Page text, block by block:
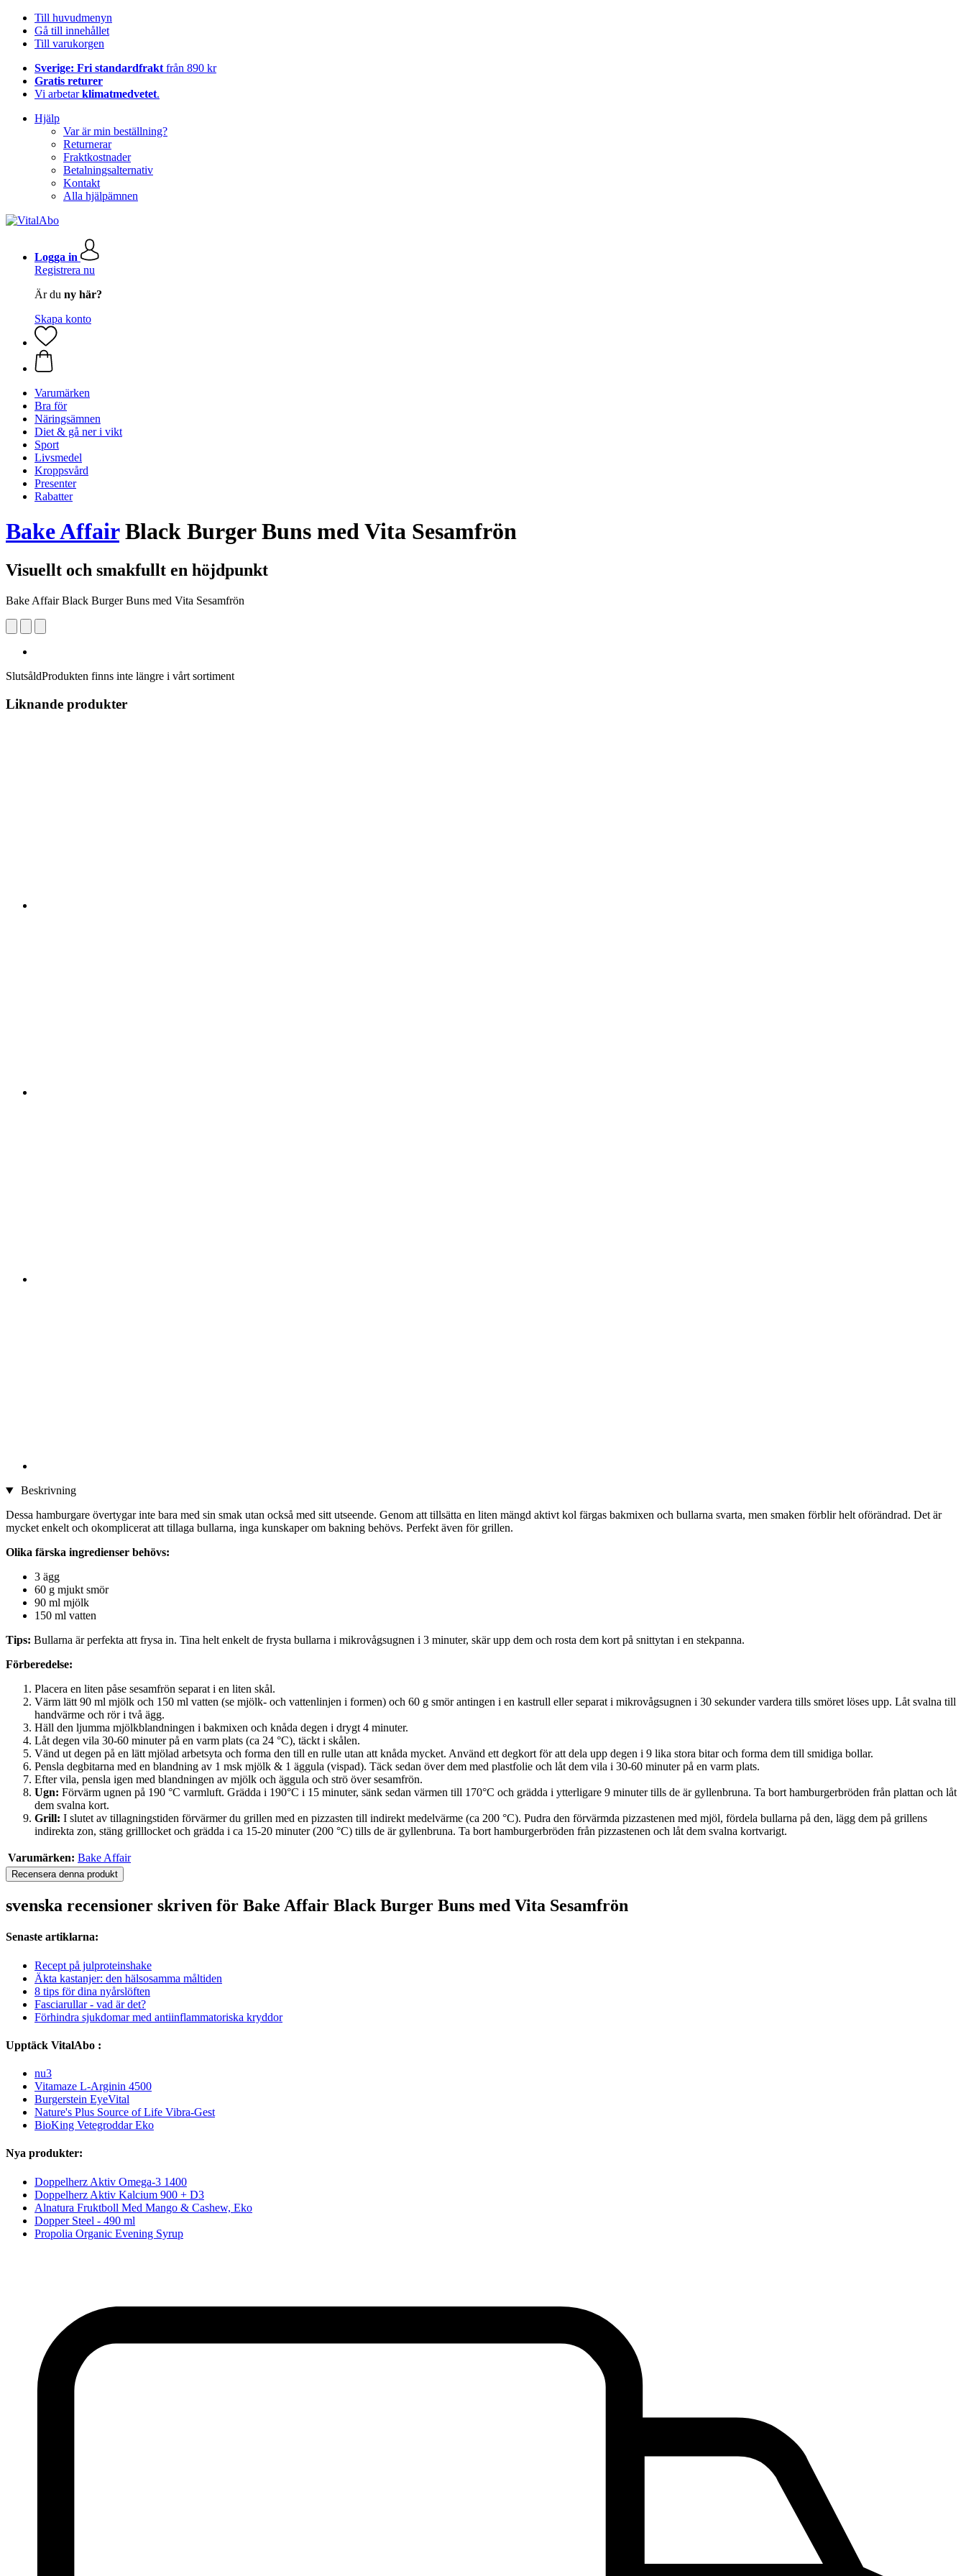
Till huvudmenyn
Gå till innehållet
Till varukorgen
Sverige: Fri standardfrakt från 890 kr
Gratis returer
Vi arbetarklimatmedvetet.
Hjälp
Var är min beställning?
Returnerar
Fraktkostnader
Betalningsalternativ
Kontakt
Alla hjälpämnen
Logga in
Registrera nu
Är du ny här?
Skapa konto
Varumärken
Bra för
Näringsämnen
Diet & gå ner i vikt
Sport
Livsmedel
Kroppsvård
Presenter
Rabatter
Bake AffairBlack Burger Buns med Vita Sesamfrön
Visuellt och smakfullt en höjdpunkt
Bake Affair Black Burger Buns med Vita Sesamfrön
SlutsåldProdukten finns inte längre i vårt sortiment
Liknande produkter
Beskrivning
Dessa hamburgare övertygar inte bara med sin smak utan också med sitt utseende. Genom att tillsätta en liten mängd aktivt kol färgas bakmixen och bullarna svarta, men smaken förblir helt oförändrad. Det är
mycket enkelt och okomplicerat att tillaga bullarna, inga kunskaper om bakning behövs. Perfekt även för grillen.
Olika färska ingredienser behövs:
3 ägg
60 g mjukt smör
90 ml mjölk
150 ml vatten
Tips: Bullarna är perfekta att frysa in. Tina helt enkelt de frysta bullarna i mikrovågsugnen i 3 minuter, skär upp dem och rosta dem kort på snittytan i en stekpanna.
Förberedelse:
Placera en liten påse sesamfrön separat i en liten skål.
Värm lätt 90 ml mjölk och 150 ml vatten (se mjölk- och vattenlinjen i formen) och 60 g smör antingen i en kastrull eller separat i mikrovågsugnen i 30 sekunder vardera tills smöret löses upp. Låt svalna till
handvärme och rör i två ägg.
Häll den ljumma mjölkblandningen i bakmixen och knåda degen i drygt 4 minuter.
Låt degen vila 30-60 minuter på en varm plats (ca 24 °C), täckt i skålen.
Vänd ut degen på en lätt mjölad arbetsyta och forma den till en rulle utan att knåda mycket. Använd ett degkort för att dela upp degen i 9 lika stora bitar och forma dem till smidiga bollar.
Pensla degbitarna med en blandning av 1 msk mjölk & 1 äggula (vispad). Täck sedan över dem med plastfolie och låt dem vila i 30-60 minuter på en varm plats.
Efter vila, pensla igen med blandningen av mjölk och äggula och strö över sesamfrön.
Ugn: Förvärm ugnen på 190 °C varmluft. Grädda i 190°C i 15 minuter, sänk sedan värmen till 170°C och grädda i ytterligare 9 minuter tills de är gyllenbruna. Ta bort hamburgerbröden från plattan och låt
dem svalna kort.
Grill: I slutet av tillagningstiden förvärmer du grillen med en pizzasten till indirekt medelvärme (ca 200 °C). Pudra den förvärmda pizzastenen med mjöl, fördela bullarna på den, lägg dem på grillens
indirekta zon, stäng grilllocket och grädda i ca 15-20 minuter (200 °C) tills de är gyllenbruna. Ta bort hamburgerbröden från pizzastenen och låt dem svalna kortvarigt.
Varumärken: Bake Affair
Recensera denna produkt
svenska recensioner skriven för Bake Affair Black Burger Buns med Vita Sesamfrön
Senaste artiklarna:
Recept på julproteinshake
Äkta kastanjer: den hälsosamma måltiden
8 tips för dina nyårslöften
Fasciarullar - vad är det?
Förhindra sjukdomar med antiinflammatoriska kryddor
Upptäck VitalAbo :
nu3
Vitamaze L-Arginin 4500
Burgerstein EyeVital
Nature's Plus Source of Life Vibra-Gest
BioKing Vetegroddar Eko
Nya produkter:
Doppelherz Aktiv Omega-3 1400
Doppelherz Aktiv Kalcium 900 + D3
Alnatura Fruktboll Med Mango & Cashew, Eko
Dopper Steel - 490 ml
Propolia Organic Evening Syrup